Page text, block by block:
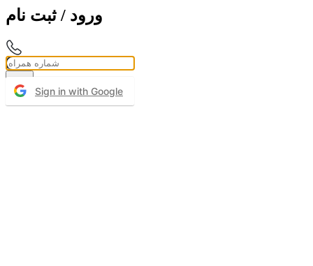
ورود / ثبت نام
ورود
Sign in with Google